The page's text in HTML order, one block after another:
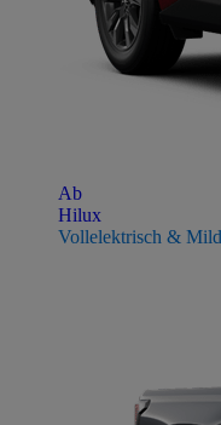
Ab
Hilux
Vollelektrisch &